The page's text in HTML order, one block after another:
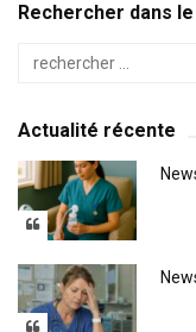
Rechercher dans
Actualité récente